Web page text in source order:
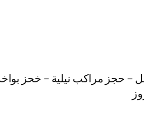
– حجز مراكب نيلية – خحز